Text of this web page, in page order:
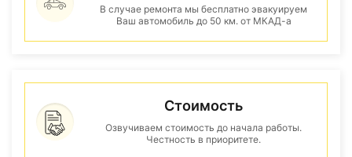
В случае ремонта мы бесплатно эвакуируем
Ваш автомобиль до 50 км. от МКАД-а
Стоимость
Озвучиваем стоимость до начала работы.
Честность в приоритете.